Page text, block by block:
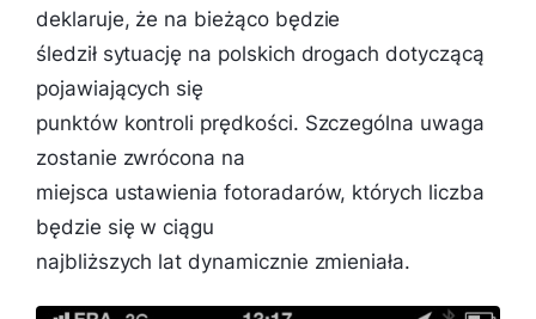
deklaruje, że na bieżąco będzie
śledził sytuację na polskich drogach dotyczącą
pojawiających się
punktów kontroli prędkości. Szczególna uwaga
zostanie zwrócona na
miejsca ustawienia fotoradarów, których liczba
będzie się w ciągu
najbliższych lat dynamicznie zmieniała.